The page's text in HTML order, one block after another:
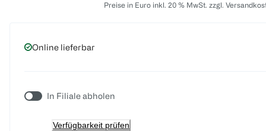
Preise in Euro inkl. 20 % MwSt. zzgl.
Online lieferbar
In Filiale abholen
Verfügbarkeit prüfen